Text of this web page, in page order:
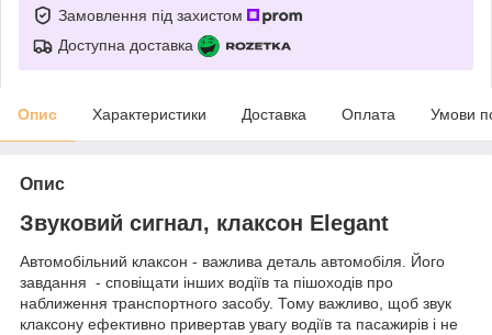
Замовлення під захистом
Доступна доставка
Опис Характеристики Доставка Оплата Умови
Опис
Звуковий сигнал, клаксон Elegant
Автомобільний клаксон - важлива деталь автомобіля. Його
завдання - сповіщати інших водіїв та пішоходів про
наближення транспортного засобу. Тому важливо, щоб звук
клаксону ефективно привертав увагу водіїв та пасажирів і не